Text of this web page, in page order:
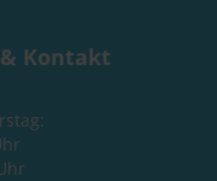
Kontakt